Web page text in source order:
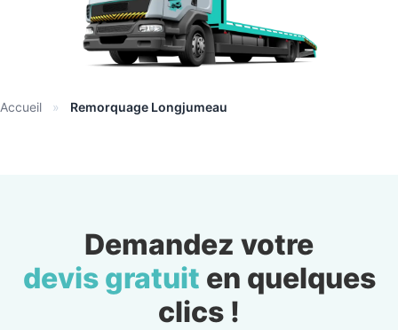
Accueil » Remorquage Longjumeau
Demandez votre
devis gratuit en quelques
clics !